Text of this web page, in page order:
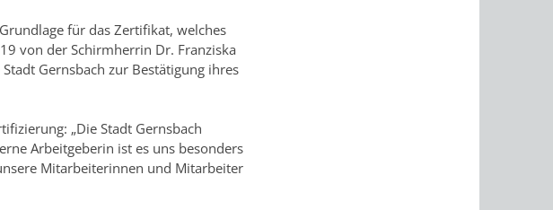
für das Zertifikat, welches
von der Schirmherrin Dr. Franziska
Gernsbach zur Bestätigung ihres
„Die Stadt Gernsbach
Arbeitgeberin ist es uns besonders
Mitarbeiterinnen und Mitarbeiter